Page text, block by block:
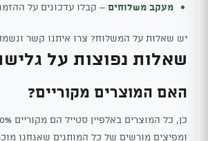
מעקב משלוחים– קבלו עדכונים על
יש שאלות על המשלוח? צרו איתנו קשר
שאלות נפוצות על
האם המוצרים מקוריים?
ומפיצים מורשים של כל המותגים שאנחנו